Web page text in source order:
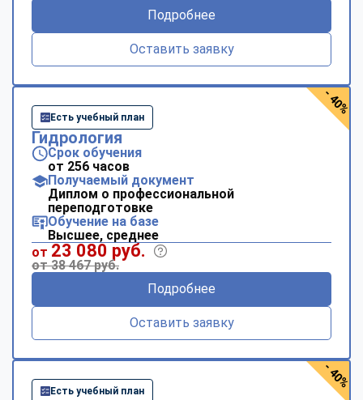
Подробнее
Оставить заявку
Есть учебный план
Гидрология
Срок обучения
от 256 часов
Получаемый документ
Диплом о профессиональной
переподготовке
Обучение на базе
Высшее, среднее
от 23 080 руб.
от 38 467 руб.
Подробнее
Оставить заявку
- 40%
Есть учебный план
- 40%